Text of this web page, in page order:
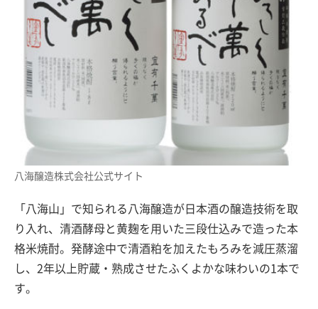
八海醸造株式会社公式サイト
「八海山」で知られる八海醸造が日本酒の醸造技術を取
り入れ、清酒酵母と黄麹を用いた三段仕込みで造った本
格米焼酎。発酵途中で清酒粕を加えたもろみを減圧蒸溜
し、2年以上貯蔵・熟成させたふくよかな味わいの1本で
す。